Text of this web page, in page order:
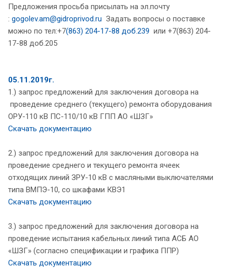
Предложения просьба присылать на эл.почту
: gogolev.am@gidroprivod.ru Задать вопросы о поставке
можно по тел:+7(863) 204-17-88 доб.239 или +7(863) 204-
17-88 доб.205
05.11.2019г.
1.) запрос предложений для заключения договора на
проведение среднего (текущего) ремонта оборудования
ОРУ-110 кВ ПС-110/10 кВ ГПП АО «ШЗГ»
Скачать документацию
2.) запрос предложений для заключения договора на
проведение среднего и текущего ремонта ячеек
отходящих линий ЗРУ-10 кВ с масляными выключателями
типа ВМПЭ-10, со шкафами КВЭ1
Скачать документацию
3.) запрос предложений для заключения договора на
проведение испытания кабельных линий типа АСБ АО
«ШЗГ» (согласно спецификации и графика ППР)
Скачать документацию